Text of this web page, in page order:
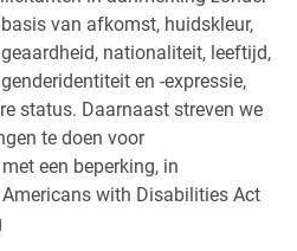
van afkomst, huidskleur,
nationaliteit, leeftijd,
en -expressie,
status. Daarnaast streven we
te doen voor
een beperking, in
with Disabilities Act